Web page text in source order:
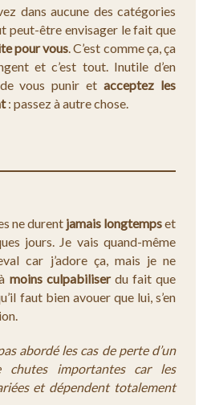
dans aucune des catégories
peut-être envisager le fait que
pour vous. C’est comme ça, ça
et c’est tout. Inutile d’en
vous punir etacceptez les
: passez à autre chose.
ne durent jamais longtempset
jours. Je vais quand-même
car j’adore ça, mais je ne
moins culpabiliserdu fait que
faut bien avouer que lui, s’en
abordé les cas de perte d’un
chutes importantes car les
et dépendent totalement